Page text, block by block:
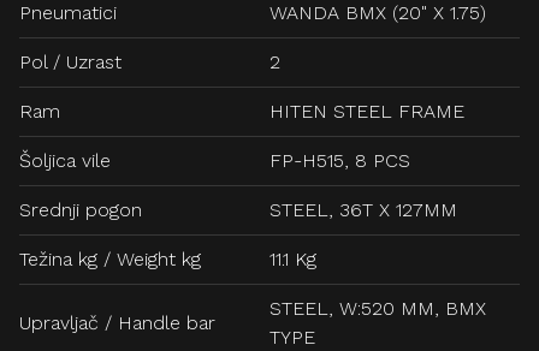
Pneumatici WANDA BMX (20" X 1.75)
Pol / Uzrast 2
Ram HITEN STEEL FRAME
Šoljica vile FP-H515, 8 PCS
Srednji pogon STEEL, 36T X 127MM
Težina kg / Weight kg 11.1 Kg
Upravljač / Handle bar
STEEL, W:520 MM, BMX
TYPE